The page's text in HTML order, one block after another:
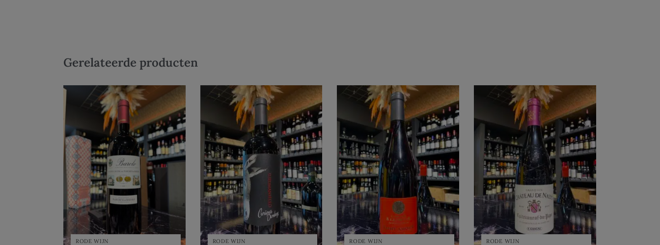
Gerelateerde producten
RODE WIJN RODE WIJN RODE WIJN RODE WIJN